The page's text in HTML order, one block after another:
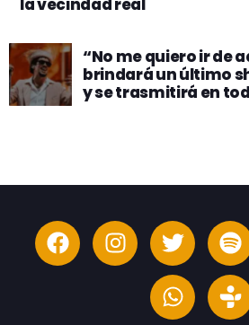
la vecindad real
“No me quiero ir de
brindará un último
y se trasmitirá en